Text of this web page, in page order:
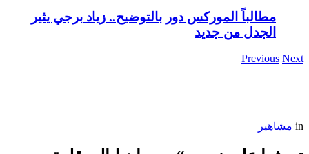
مطالباً الموركس دور بالتوضيح.. زياد برجي يثير
الجدل من جديد
Previous Next
in مشاهير